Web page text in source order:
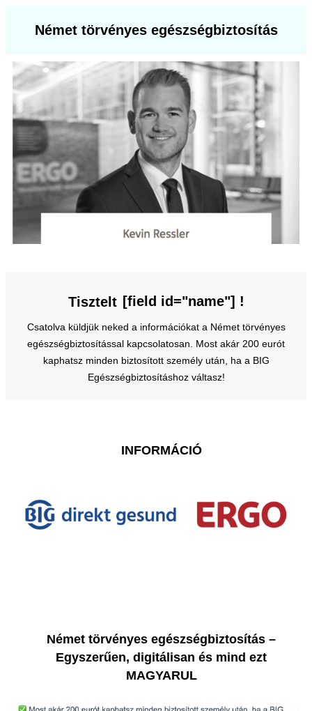
Német törvényes egészségbiztosítás
Tisztelt [field id="name"] !
Csatolva küldjük neked a információkat a Német törvényes
egészségbiztosítással kapcsolatosan. Most akár 200 eurót
kaphatsz minden biztosított személy után, ha a BIG
Egészségbiztosításhoz váltasz!
INFORMÁCIÓ
Német törvényes egészségbiztosítás –
Egyszerűen, digitálisan és mind ezt
MAGYARUL